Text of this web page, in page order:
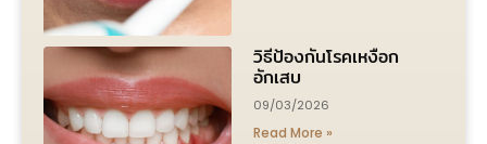
วิธีป้องกันโรคเหงือก
อักเสบ
09/03/2026
Read More »